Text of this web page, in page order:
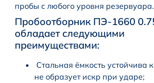
пробы с любого уровня резервуара.
Пробоотборник ПЭ-1660
обладает следующими
преимуществами:
Стальная ёмкость устойчива
не образует искр при ударе;